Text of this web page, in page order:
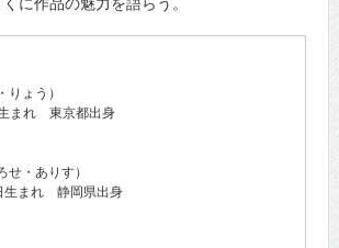
りょう）
まれ 東京都出身
せ・ありす）
生まれ 静岡県出身